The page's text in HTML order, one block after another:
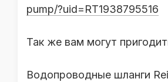
pump/?uid=RT1938795516
Так же вам могут
Водопроводные шланги